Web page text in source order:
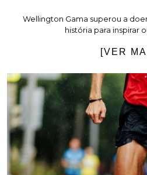
Wellington Gama superou a
história para inspirar
[VER